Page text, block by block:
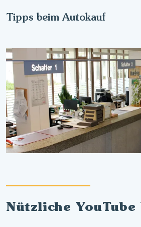
Tipps beim Autokauf
Nützliche YouTube